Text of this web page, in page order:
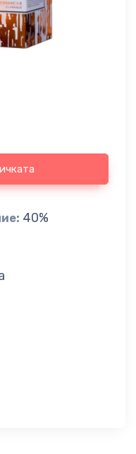
40%